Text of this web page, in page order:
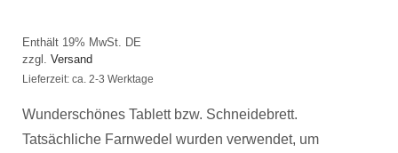
Enthält 19% MwSt. DE
zzgl. Versand
Lieferzeit: ca. 2-3 Werktage
Wunderschönes Tablett bzw. Schneidebrett.
Tatsächliche Farnwedel wurden verwendet, um